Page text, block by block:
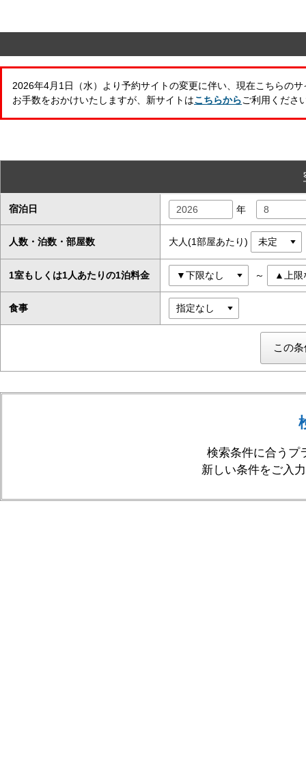
2026年4月1日（水）より予約サイトの変更に伴い、現在こちらの
お手数をおかけいたしますが、新サイトはこちらからご利用くださ
宿泊日 年
人数・泊数・部屋数 大人(1部屋あたり)
1室もしくは1人あたりの1泊料金 ～
食事
検索条件に合うプ
新しい条件をご入